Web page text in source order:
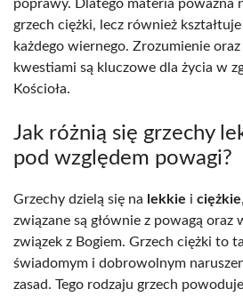
poprawy. Dlatego materia poważna
grzech ciężki, lecz również
każdego wiernego. Zrozumienie
kwestiami są kluczowe dla życia w
Kościoła.
Jak różnią się grzechy
pod względem powagi?
Grzechy dzielą się na lekkie i ciężkie
związane są głównie z powagą oraz
związek z Bogiem. Grzech ciężki to
świadomym i dobrowolnym
zasad. Tego rodzaju grzech